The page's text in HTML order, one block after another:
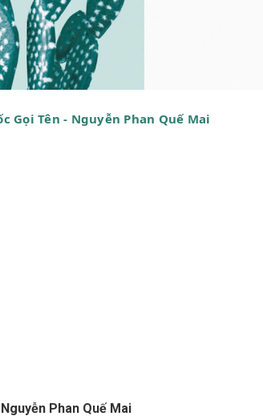
Gọi Tên - Nguyễn Phan Quế Mai
Phan Quế Mai